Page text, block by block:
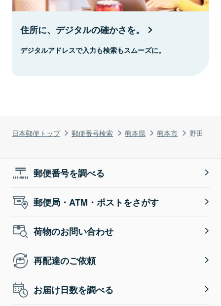
日本郵便トップ 郵便番号検索 熊本県 熊本市 野田
住所に、デジタルの確かさを。
デジタルアドレスで入力も検索もスムーズに。
郵便番号を調べる
郵便局・ATM・ポストをさがす
荷物のお問い合わせ
再配達のご依頼
お届け日数を調べる